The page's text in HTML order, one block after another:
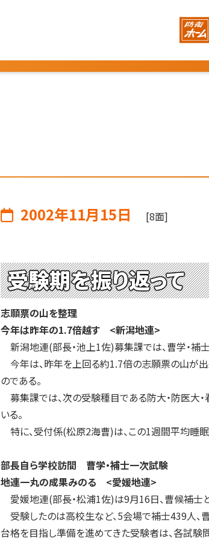
2002年11月15日 [8面]
受験期を振り返って
志願票の山を整理
今年は昨年の1.7倍越す <新潟地連>
新潟地連(部長・池上1佐)募集課では、曹学・補
今年は、昨年を上回る約1.7倍の志願票の山が
のである。
募集課では、次の受験種目である防大・防医大
いる。
特に、受付係(松原2海曹)は、この1週間平均睡
部長自ら学校訪間 曹学・補士一次試験
地連一丸の成果みのる <愛媛地連>
愛媛地連(部長・松浦1佐)は9月16日、曹候補士
受験したのは高校生など、5会場で補士439人
台格を目指し準備を進めてきた受験者は、各試験